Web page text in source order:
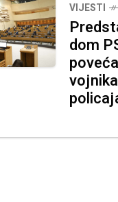
VIJESTI
dom